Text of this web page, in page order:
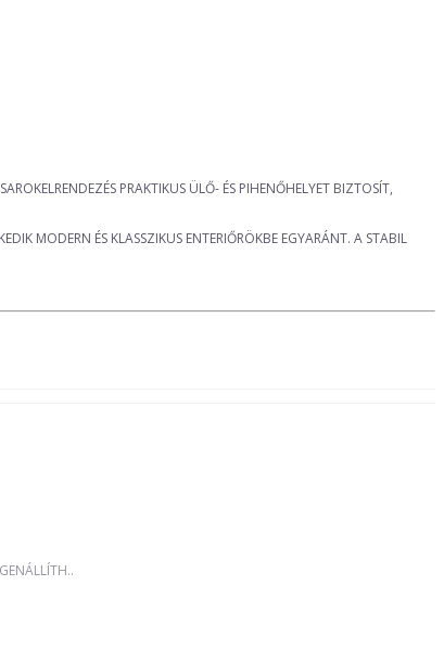
PRAKTIKUS ÜLŐ- ÉS PIHENŐHELYET BIZTOSÍT,
MODERN ÉS KLASSZIKUS ENTERIŐRÖKBE EGYARÁNT. A STABIL